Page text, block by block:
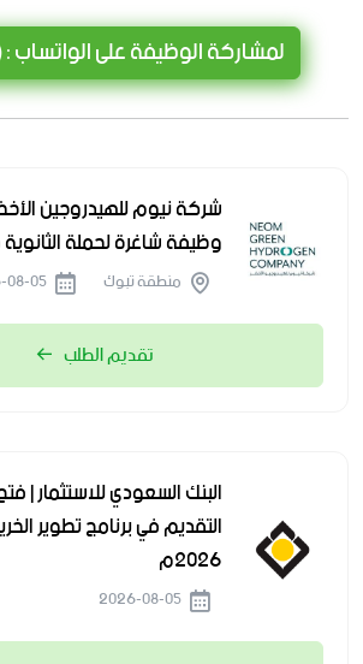
لمشاركة الوظيفة على
وظيفة شاغرة لحملة
منطقة تبوك
تقديم الطلب
البنك السعودي للاستثمار |
التقديم في برنامج تطوير
2026م